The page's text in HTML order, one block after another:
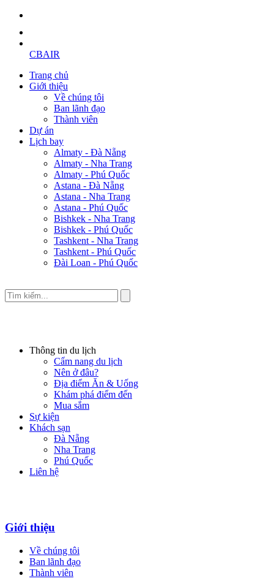
CBAIR
Trang chủ
Giới thiệu
Về chúng tôi
Ban lãnh đạo
Thành viên
Dự án
Lịch bay
Almaty - Đà Nẵng
Almaty - Nha Trang
Almaty - Phú Quốc
Astana - Đà Nẵng
Astana - Nha Trang
Astana - Phú Quốc
Bishkek - Nha Trang
Bishkek - Phú Quốc
Tashkent - Nha Trang
Tashkent - Phú Quốc
Đài Loan - Phú Quốc
Thông tin du lịch
Cẩm nang du lịch
Nên ở đâu?
Địa điểm Ăn & Uống
Khám phá điểm đến
Mua sắm
Sự kiện
Khách sạn
Đà Nẵng
Nha Trang
Phú Quốc
Liên hệ
Giới thiệu
Về chúng tôi
Ban lãnh đạo
Thành viên